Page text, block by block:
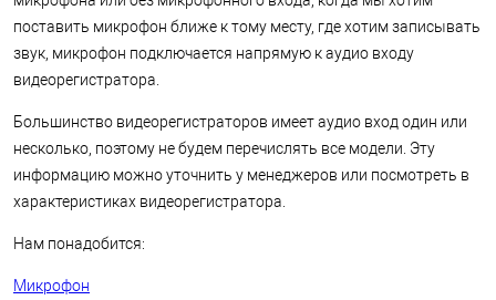
поставить микрофон ближе к тому месту, где хотим записывать
звук, микрофон подключается напрямую к аудио входу
видеорегистратора.
Большинство видеорегистраторов имеет аудио вход один или
несколько, поэтому не будем перечислять все модели. Эту
информацию можно уточнить у менеджеров или посмотреть в
характеристиках видеорегистратора.
Нам понадобится:
Микрофон